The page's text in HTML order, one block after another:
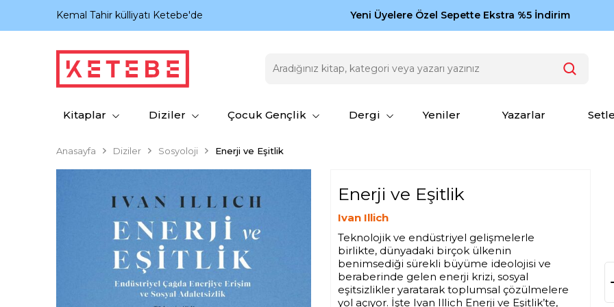
Kemal Tahir külliyatı Ketebe'de Zamansız eserler Ketebe'de: Cengiz Aytmatov
Yeni Üyelere Özel Sepette Ekstra %5 İndirim
Kitaplar Diziler Çocuk Gençlik Dergi Yeniler Yazarlar
Anasayfa Diziler Sosyoloji Enerji ve Eşitlik
Enerji ve Eşitlik
Ivan Illich
Teknolojik ve endüstriyel gelişmelerle
birlikte, dünyadaki birçok ülkenin
benimsediği sürekli büyüme ideolojisi ve
beraberinde gelen enerji krizi, sosyal
eşitsizlikler yaratarak toplumsal çözülmelere
yol açıyor. İşte Ivan Illich Enerji ve Eşitlik’te,